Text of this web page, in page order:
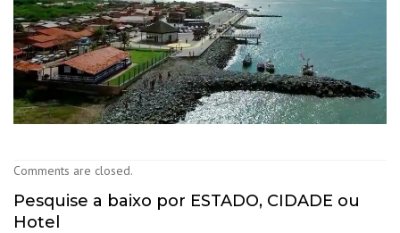
Comments are closed.
Pesquise a baixo por ESTADO, CIDADE ou
Hotel